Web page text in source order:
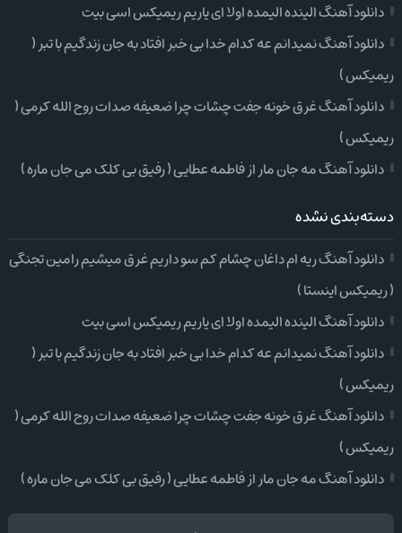
دانلود آهنگ الینده الیمده اولا ای یاریم ریمیکس اسی بیت
دانلود آهنگ نمیدانم عه کدام خدا بی خبر افتاد به جان زندگیم با تبر (
ریمیکس )
دانلود آهنگ غرق خونه جفت چشات چرا ضعیفه صدات روح الله کرمی (
ریمیکس )
دانلود آهنگ مه جان مار از فاطمه عطایی ( رفیق بی کلک می جان ماره )
دسته‌بندی نشده
دانلود آهنگ ریه ام داغان چشام کم سو داریم غرق میشیم رامین تجنگی
( ریمیکس اینستا )
دانلود آهنگ الینده الیمده اولا ای یاریم ریمیکس اسی بیت
دانلود آهنگ نمیدانم عه کدام خدا بی خبر افتاد به جان زندگیم با تبر (
ریمیکس )
دانلود آهنگ غرق خونه جفت چشات چرا ضعیفه صدات روح الله کرمی (
ریمیکس )
دانلود آهنگ مه جان مار از فاطمه عطایی ( رفیق بی کلک می جان ماره )